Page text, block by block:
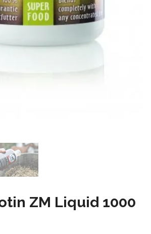
ZM Liquid 1000